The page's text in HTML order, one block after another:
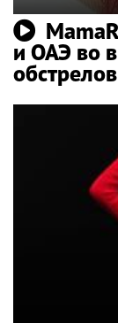
и ОАЭ во
обстрелов